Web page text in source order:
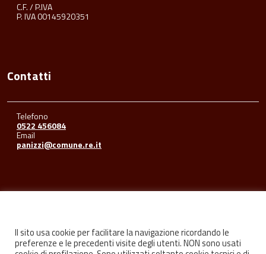
C.F. / P.IVA
P. IVA 00145920351
Contatti
Telefono
0522 456084
Email
panizzi@comune.re.it
Il sito usa cookie per facilitare la navigazione ricordando le
preferenze e le precedenti visite degli utenti. NON sono usati